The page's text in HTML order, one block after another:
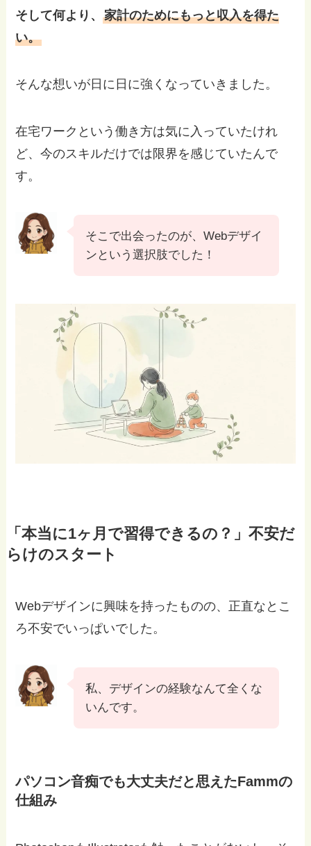
そして何より、家計のためにもっと収入を得た
い。
そんな想いが日に日に強くなっていきました。
在宅ワークという働き方は気に入っていたけれ
ど、今のスキルだけでは限界を感じていたんで
す。
そこで出会ったのが、Webデザイ
ンという選択肢でした！
「本当に1ヶ月で習得できるの？」不安だ
らけのスタート
Webデザインに興味を持ったものの、正直なとこ
ろ不安でいっぱいでした。
私、デザインの経験なんて全くな
いんです。
パソコン音痴でも大丈夫だと思えたFammの
仕組み